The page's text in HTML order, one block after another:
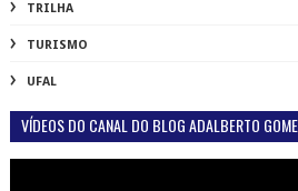
TRILHA
TURISMO
UFAL
VÍDEOS DO CANAL DO BLOG ADALBERTO